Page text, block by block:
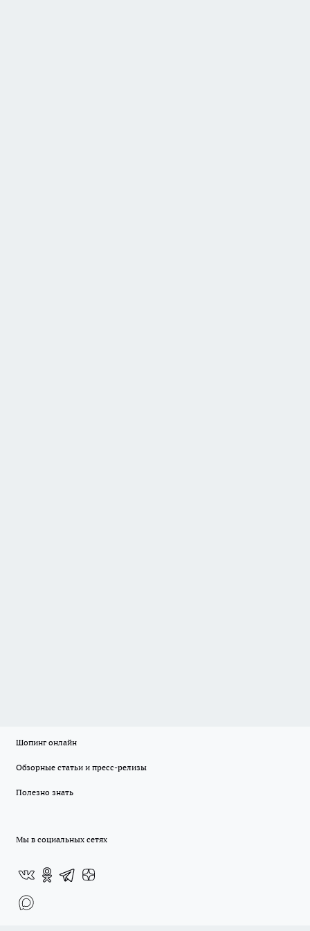
Шопинг онлайн
Обзорные статьи и пресс-релизы
Полезно знать
Мы в социальных сетях